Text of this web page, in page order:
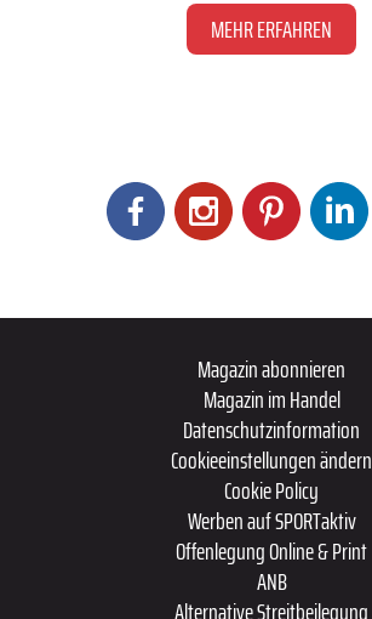
MEHR ERFAHREN
Magazin abonnieren
Magazin im Handel
Datenschutzinformation
Cookieeinstellungen ändern
Cookie Policy
Werben auf SPORTaktiv
Offenlegung Online & Print
ANB